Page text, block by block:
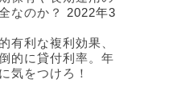
なのか？
2022年3
有利な複利効果、
的に貸付利率。年
気をつけろ！